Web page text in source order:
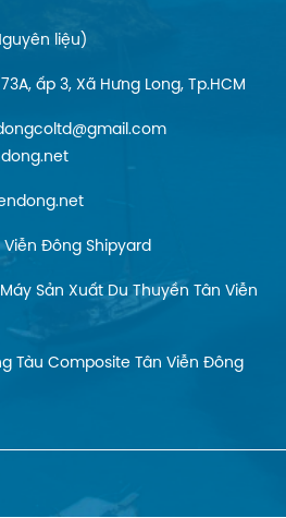
liệu)
ấp 3, Xã Hưng Long, Tp.HCM
Viễn Đông Shipyard
Sản Xuất Du Thuyền Tân Viễn
Tàu Composite Tân Viễn Đông